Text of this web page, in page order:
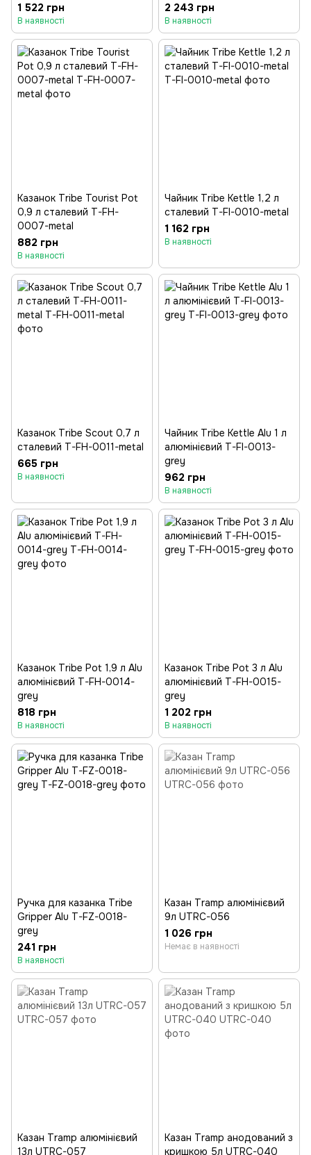
1 522 грн
В наявності
2 243 грн
В наявності
Казанок Tribe Tourist Pot
0,9 л сталевий T-FH-
0007-metal
882 грн
В наявності
Чайник Tribe Kettle 1,2 л
сталевий T-FI-0010-metal
1 162 грн
В наявності
Казанок Tribe Scout 0,7 л
сталевий T-FH-0011-metal
665 грн
В наявності
Чайник Tribe Kettle Alu 1 л
алюмінієвий T-FI-0013-
grey
962 грн
В наявності
Казанок Tribe Pot 1,9 л Alu
алюмінієвий T-FH-0014-
grey
818 грн
В наявності
Казанок Tribe Pot 3 л Alu
алюмінієвий T-FH-0015-
grey
1 202 грн
В наявності
Ручка для казанка Tribe
Gripper Alu T-FZ-0018-
grey
241 грн
В наявності
Казан Tramp алюмінієвий
9л UTRC-056
1 026 грн
Немає в наявності
Казан Tramp алюмінієвий
13л UTRC-057
Казан Tramp анодований з
кришкою 5л UTRC-040